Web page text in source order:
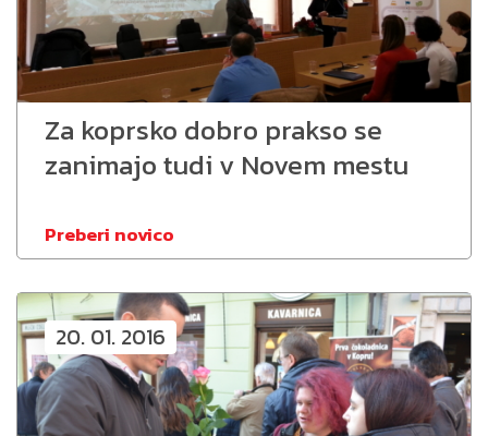
Za koprsko dobro prakso se
zanimajo tudi v Novem mestu
Preberi novico
20. 01. 2016